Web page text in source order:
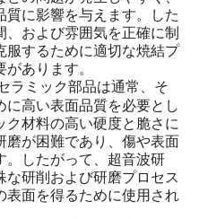
に影響を与えます。した
、および雰囲気を正確に制
服するために適切な焼結プ
あります。
ラミック部品は通常、そ
高い表面品質を必要とし
ク材料の高い硬度と脆さに
磨が困難であり、傷や表面
。したがって、超音波研
研削および研磨プロセス
表面を得るために使用され